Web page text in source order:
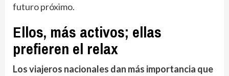
futuro próximo.
Ellos, más activos; ellas
prefieren el relax
Los viajeros nacionales dan más importancia que